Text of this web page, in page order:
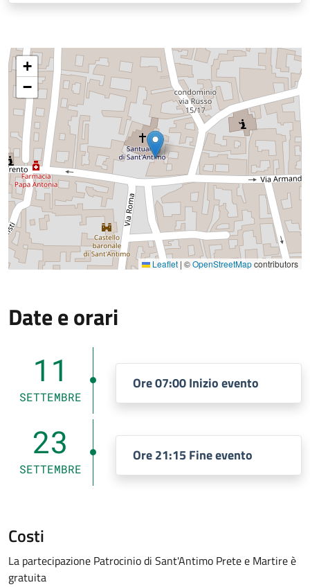
+
−
Leaflet | ©OpenStreetMapcontributors
Date e orari
11
SETTEMBRE
Ore 07:00 Inizio evento
23
SETTEMBRE
Ore 21:15 Fine evento
Costi
La partecipazione Patrocinio di Sant'Antimo Prete e Martire è
gratuita